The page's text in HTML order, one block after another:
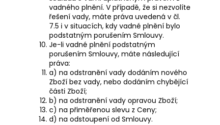
vadného plnění. V případě, že si nezvolíte
řešení vady, máte práva uvedená v čl.
7.5 i v situacích, kdy vadné plnění bylo
podstatným porušením Smlouvy.
Je-li vadné plnění podstatným
porušením Smlouvy, máte následující
práva:
a) na odstranění vady dodáním nového
Zboží bez vady, nebo dodáním chybějící
části Zboží;
b) na odstranění vady opravou Zboží;
c) na přiměřenou slevu z Ceny;
d) na odstoupení od Smlouvy.